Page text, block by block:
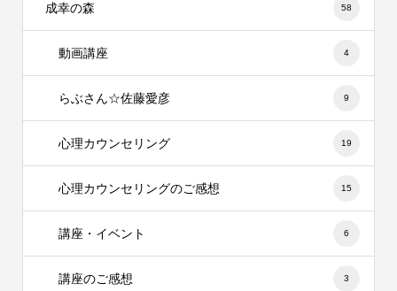
成幸の森 58
動画講座 4
らぶさん☆佐藤愛彦 9
心理カウンセリング 19
心理カウンセリングのご感想 15
講座・イベント 6
講座のご感想 3